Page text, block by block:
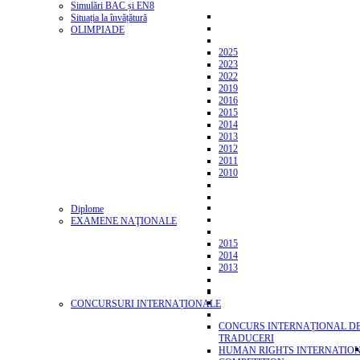
Simulări BAC și EN8
Situația la învățătură
OLIMPIADE
2025
2023
2022
2019
2016
2015
2014
2013
2012
2011
2010
Diplome
EXAMENE NAŢIONALE
2015
2014
2013
CONCURSURI INTERNAȚIONALE
CONCURS INTERNAȚIONAL
TRADUCERI
HUMAN RIGHTS